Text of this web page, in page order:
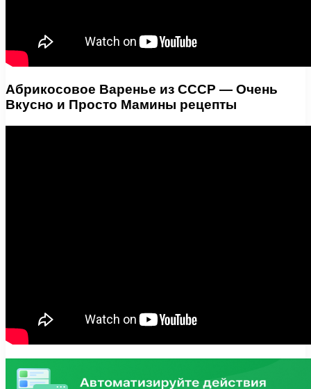
Абрикосовое Варенье из СССР — Очень
Вкусно и Просто Мамины рецепты